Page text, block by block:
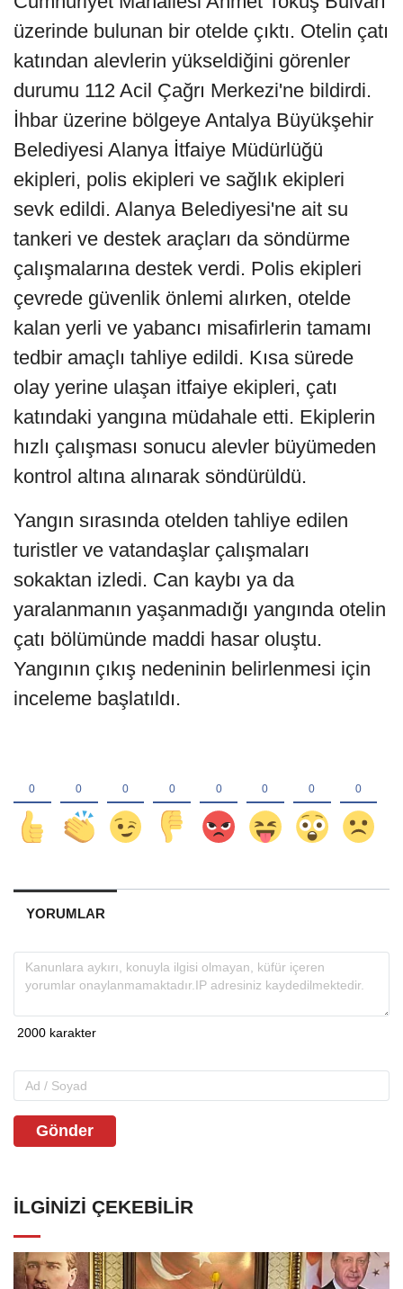
üzerinde bulunan bir otelde çıktı. Otelin çatı
katından alevlerin yükseldiğini görenler
durumu 112 Acil Çağrı Merkezi'ne bildirdi.
İhbar üzerine bölgeye Antalya Büyükşehir
Belediyesi Alanya İtfaiye Müdürlüğü
ekipleri, polis ekipleri ve sağlık ekipleri
sevk edildi. Alanya Belediyesi'ne ait su
tankeri ve destek araçları da söndürme
çalışmalarına destek verdi. Polis ekipleri
çevrede güvenlik önlemi alırken, otelde
kalan yerli ve yabancı misafirlerin tamamı
tedbir amaçlı tahliye edildi. Kısa sürede
olay yerine ulaşan itfaiye ekipleri, çatı
katındaki yangına müdahale etti. Ekiplerin
hızlı çalışması sonucu alevler büyümeden
kontrol altına alınarak söndürüldü.
Yangın sırasında otelden tahliye edilen
turistler ve vatandaşlar çalışmaları
sokaktan izledi. Can kaybı ya da
yaralanmanın yaşanmadığı yangında otelin
çatı bölümünde maddi hasar oluştu.
Yangının çıkış nedeninin belirlenmesi için
inceleme başlatıldı.
YORUMLAR
Gönder
İLGINIZI ÇEKEBILIR